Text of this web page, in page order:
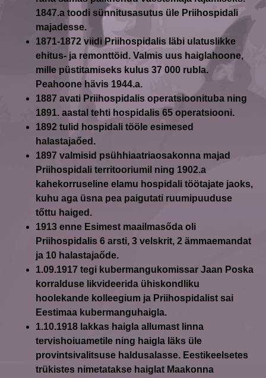
1847.a toodi sünnitusasutus üle Priihospidali
majadesse.
1871-1872 viidi Priihospidalis läbi ulatuslikke
ehitus- ja remonttöid. Valmis uus haiglahoone,
mille püstitamiseks kulus 37 000 rubla.
Peahoone hävis 1944.a.
1887 avati Priihospidalis operatsioonituba ning
1891. aastal tehti hospidalis 65 operatsiooni.
1892 tulid hospidali tööle esimesed
halastajaőed.
1897 valmisid psühhiaatriaosakonna majad
Priihospidali territooriumil ning 1902.a
kahekorruseline elamu hospidali töötajate jaoks,
kuhu aga üsna pea paigutati ruumipuuduse
tőttu haiged.
1913 enne Esimest maailmasőda oli
Priihospidalis 6 arsti, 3 velskrit, 2 ämmaemandat
ja 10 halastajaőde.
1.09.1917 tegi kubermangukomissar Jaan Poska
korralduse likvideerida ühiskondliku
hoolekande kolleegium ja Priihospidalist sai
Eestimaa kubermanguhaigla.
1.10.1918 lakkas haigla allumast linna
tervishoiuametile ning haigla läks üle
provintsivalitsuse haldusalasse. Eestikeelsetes
trükistes nimetatakse haiglat Maakonna